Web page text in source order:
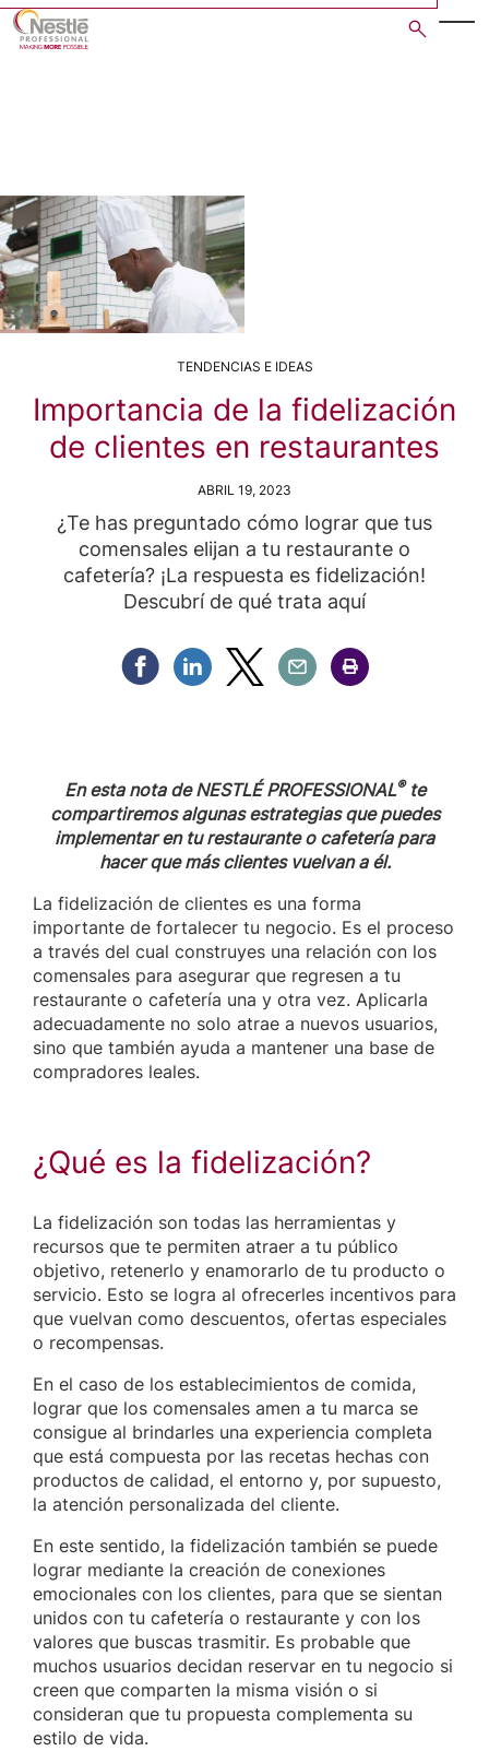
Skip
TENDENCIAS E IDEAS
Importancia de la fidelización
de clientes en restaurantes
ABRIL 19, 2023
¿Te has preguntado cómo lograr que tus
comensales elijan a tu restaurante o
cafetería? ¡La respuesta es fidelización!
Descubrí de qué trata aquí
Compartir Facebook
Compartir Linkedin
Compartir Twitter
Compartir Email
Compartir Imprimir
En esta nota de NESTLÉ PROFESSIONAL®te
compartiremos algunas estrategias que puedes
implementar en tu restaurante o cafetería para
hacer que más clientes vuelvan a él.
La fidelización de clientes es una forma
importante de fortalecer tu negocio. Es el proceso
a través del cual construyes una relación con los
comensales para asegurar que regresen a tu
restaurante o cafetería una y otra vez. Aplicarla
adecuadamente no solo atrae a nuevos usuarios,
sino que también ayuda a mantener una base de
compradores leales.
¿Qué es la fidelización?
La fidelización son todas las herramientas y
recursos que te permiten atraer a tu público
objetivo, retenerlo y enamorarlo de tu producto o
servicio. Esto se logra al ofrecerles incentivos para
que vuelvan como descuentos, ofertas especiales
o recompensas.
En el caso de los establecimientos de comida,
lograr que los comensales amen a tu marca se
consigue al brindarles una experiencia completa
que está compuesta por las recetas hechas con
productos de calidad, el entorno y, por supuesto,
la atención personalizada del cliente.
En este sentido, la fidelización también se puede
lograr mediante la creación de conexiones
emocionales con los clientes, para que se sientan
unidos con tu cafetería o restaurante y con los
valores que buscas trasmitir. Es probable que
muchos usuarios decidan reservar en tu negocio si
creen que comparten la misma visión o si
consideran que tu propuesta complementa su
estilo de vida.